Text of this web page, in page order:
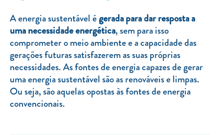
Mais informações
SERVIÇOS
ROTULAGEM
JUNTE-SE A NÓS
TARIFA SOCIAL
APP MOBILE
A energia sustentável égerada para dar resposta a
uma necessidade energética, sem para isso
comprometer o meio ambiente e a capacidade das
gerações futuras satisfazerem as suas próprias
necessidades. As fontes de energia capazes de gerar
uma energia sustentável são as renováveis e limpas.
Ou seja, são aquelas opostas às fontes de energia
convencionais.